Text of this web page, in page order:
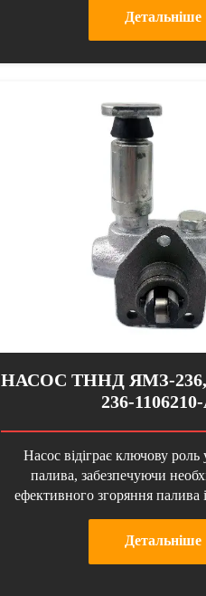
Детальнiше
НАСОС ТННД ЯМЗ-236,
236-
Насос відіграє ключову роль
палива, забезпечуючи
ефективного згоряння палива
Детальнiше